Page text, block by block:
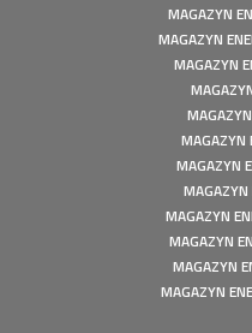
Instalacja fotowoltaiczna
Fotowoltaika Czersk
Fotowoltaika z
fotowoltaiczna o mocy:
Fotowoltaika z
Instalacja fotowoltaiczna
Fotowoltaika Gorzów
mocy: 5,28 kWp
Fotowoltaika z
fotowoltaiczna o mocy:
MAGAZYN
MAGAZYN
MAGAZYN
MAGAZYN
MAGAZYN
MAGAZYN
MAGAZYN
MAGAZYN
MAGAZYN